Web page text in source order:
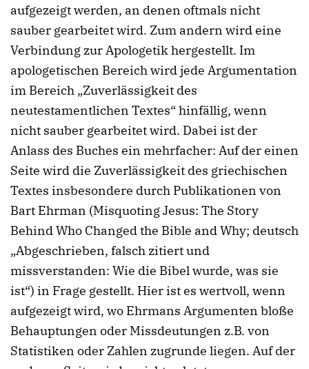
aufgezeigt werden, an denen oftmals nicht
sauber gearbeitet wird. Zum andern wird eine
Verbindung zur Apologetik hergestellt. Im
apologetischen Bereich wird jede Argumentation
im Bereich „Zuverlässigkeit des
neutestamentlichen Textes“ hinfällig, wenn
nicht sauber gearbeitet wird. Dabei ist der
Anlass des Buches ein mehrfacher: Auf der einen
Seite wird die Zuverlässigkeit des griechischen
Textes insbesondere durch Publikationen von
Bart Ehrman (Misquoting Jesus: The Story
Behind Who Changed the Bible and Why; deutsch
„Abgeschrieben, falsch zitiert und
missverstanden: Wie die Bibel wurde, was sie
ist“) in Frage gestellt. Hier ist es wertvoll, wenn
aufgezeigt wird, wo Ehrmans Argumenten bloße
Behauptungen oder Missdeutungen z.B. von
Statistiken oder Zahlen zugrunde liegen. Auf der